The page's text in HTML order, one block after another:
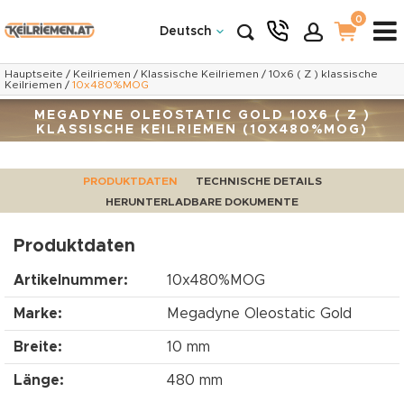
Deutsch
0
Hauptseite / Keilriemen / Klassische Keilriemen / 10x6 ( Z ) klassische
Keilriemen / 10x480%MOG
MEGADYNE OLEOSTATIC GOLD 10X6 ( Z )
KLASSISCHE KEILRIEMEN (10X480%MOG)
PRODUKTDATEN
TECHNISCHE DETAILS
HERUNTERLADBARE DOKUMENTE
Produktdaten
Artikelnummer: 10x480%MOG
Marke: Megadyne Oleostatic Gold
Breite: 10 mm
Länge: 480 mm